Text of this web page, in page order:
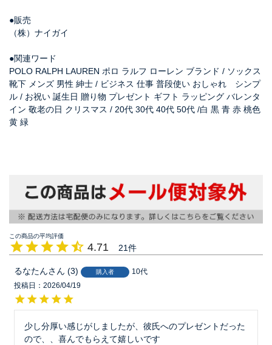
●販売
（株）ナイガイ
●関連ワード
POLO RALPH LAUREN ポロ ラルフ ローレン ブランド / ソックス
靴下 メンズ 男性 紳士 / ビジネス 仕事 普段使い おしゃれ シンプ
ル / お祝い 誕生日 贈り物 プレゼント ギフト ラッピング バレンタ
イン 敬老の日 クリスマス / 20代 30代 40代 50代 /白 黒 青 赤 桃色
黄 緑
4.71 21
るなたん 3 購入者
10代
投稿日
2026/04/19
少し分厚い感じがしましたが、彼氏へのプレゼントだった
ので、、喜んでもらえて嬉しいです